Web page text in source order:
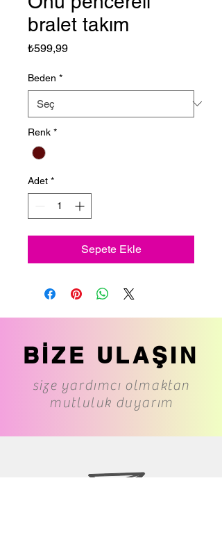
bralet takım
₺599,99Fiyat
Beden *
Renk *
Adet *
Sepete Ekle
BİZE ULAŞIN
size yardımcı olmaktan
mutluluk duyarım